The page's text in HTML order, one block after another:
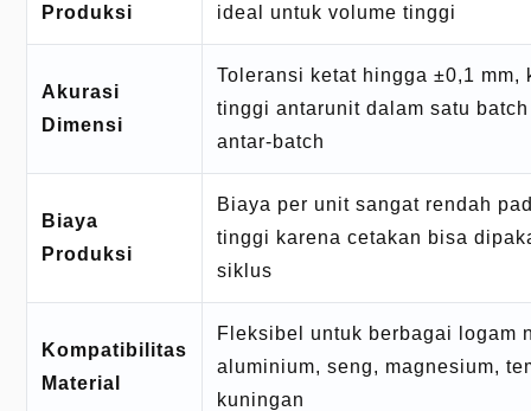
Produksi
ideal untuk volume tinggi
Akurasi
Dimensi
Toleransi ketat hingga ±0,1 mm,
tinggi antarunit dalam satu
antar-batch
Biaya
Produksi
Biaya per unit sangat rendah
tinggi karena cetakan bisa
siklus
Kompatibilitas
Material
Fleksibel untuk berbagai logam
aluminium, seng, magnesium,
kuningan